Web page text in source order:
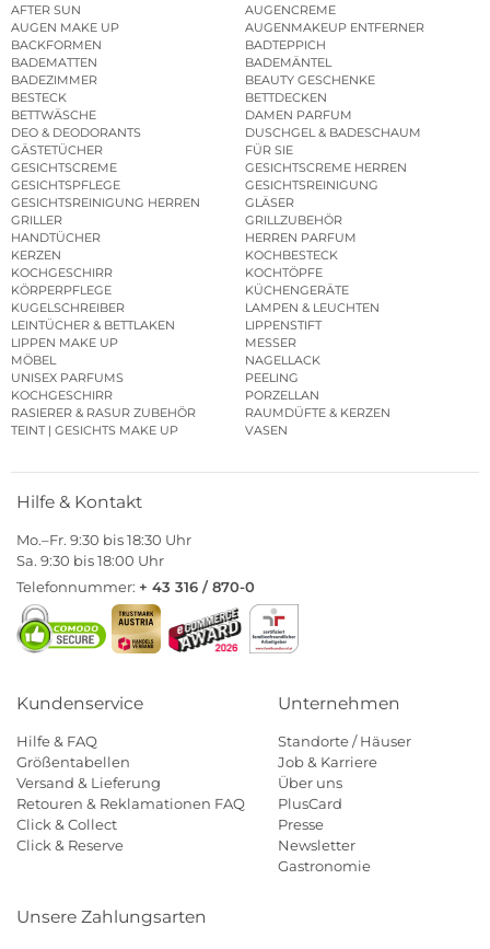
AFTER SUN
AUGENCREME
AUGEN MAKE UP
AUGENMAKEUP ENTFERNER
BACKFORMEN
BADTEPPICH
BADEMATTEN
BADEMÄNTEL
BADEZIMMER
BEAUTY GESCHENKE
BESTECK
BETTDECKEN
BETTWÄSCHE
DAMEN PARFUM
DEO & DEODORANTS
DUSCHGEL & BADESCHAUM
GÄSTETÜCHER
FÜR SIE
GESICHTSCREME
GESICHTSCREME HERREN
GESICHTSPFLEGE
GESICHTSREINIGUNG
GESICHTSREINIGUNG HERREN
GLÄSER
GRILLER
GRILLZUBEHÖR
HANDTÜCHER
HERREN PARFUM
KERZEN
KOCHBESTECK
KOCHGESCHIRR
KOCHTÖPFE
KÖRPERPFLEGE
KÜCHENGERÄTE
KUGELSCHREIBER
LAMPEN & LEUCHTEN
LEINTÜCHER & BETTLAKEN
LIPPENSTIFT
LIPPEN MAKE UP
MESSER
MÖBEL
NAGELLACK
UNISEX PARFUMS
PEELING
KOCHGESCHIRR
PORZELLAN
RASIERER & RASUR ZUBEHÖR
RAUMDÜFTE & KERZEN
TEINT | GESICHTS MAKE UP
VASEN
Hilfe & Kontakt
Mo.–Fr. 9:30 bis 18:30 Uhr
Sa. 9:30 bis 18:00 Uhr
Telefonnummer: + 43 316 / 870-0
Kundenservice
Hilfe & FAQ
Größentabellen
Versand & Lieferung
Retouren & Reklamationen FAQ
Click & Collect
Click & Reserve
Unternehmen
Standorte / Häuser
Job & Karriere
Über uns
PlusCard
Presse
Newsletter
Gastronomie
Unsere Zahlungsarten